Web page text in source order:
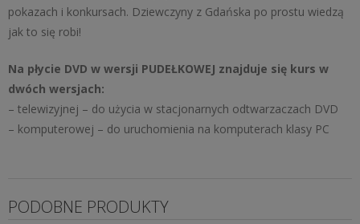
pokazach i konkursach. Dziewczyny z Gdańska po prostu wiedzą
jak to się robi!
Na płycie DVD w wersji PUDEŁKOWEJ znajduje się kurs w
dwóch wersjach:
– telewizyjnej – do użycia w stacjonarnych odtwarzaczach DVD
– komputerowej – do uruchomienia na komputerach klasy PC
PODOBNE PRODUKTY